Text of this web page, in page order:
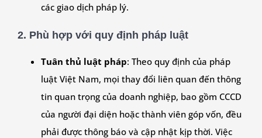
các giao dịch pháp lý.
2. Phù hợp với quy định pháp luật
Tuân thủ luật pháp: Theo quy định của pháp
luật Việt Nam, mọi thay đổi liên quan đến thông
tin quan trọng của doanh nghiệp, bao gồm CCCD
của người đại diện hoặc thành viên góp vốn, đều
phải được thông báo và cập nhật kịp thời. Việc